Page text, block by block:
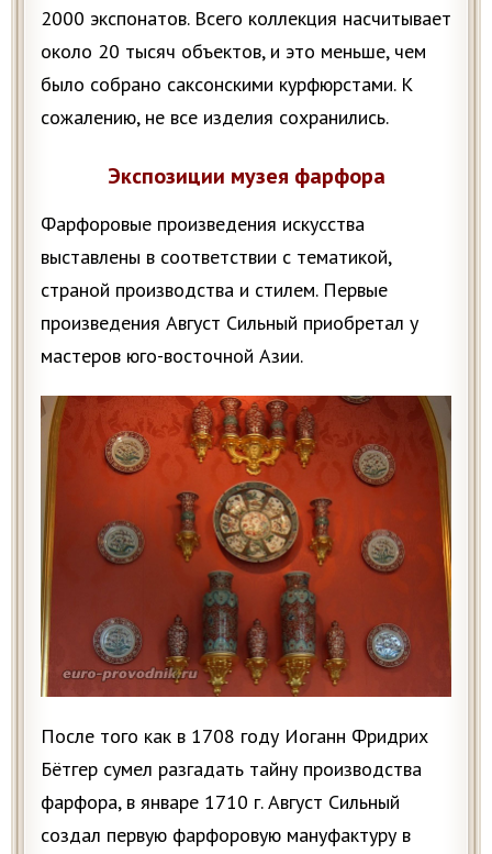
2000 экспонатов. Всего коллекция насчитывает
около 20 тысяч объектов, и это меньше, чем
было собрано саксонскими курфюрстами. К
сожалению, не все изделия сохранились.
Экспозиции музея фарфора
Фарфоровые произведения искусства
выставлены в соответствии с тематикой,
страной производства и стилем. Первые
произведения Август Сильный приобретал у
мастеров юго-восточной Азии.
После того как в 1708 году Иоганн Фридрих
Бётгер сумел разгадать тайну производства
фарфора, в январе 1710 г. Август Сильный
создал первую фарфоровую мануфактуру в